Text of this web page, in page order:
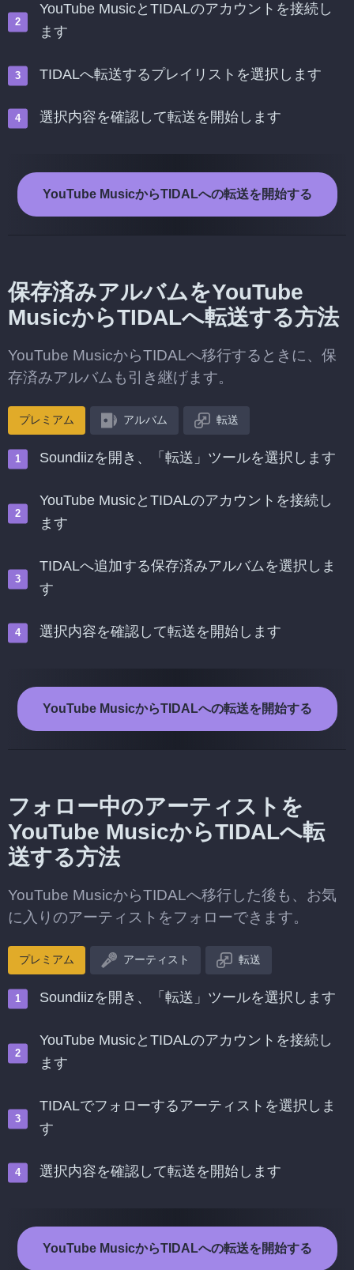
YouTube MusicとTIDALのアカウントを接続し
ます
TIDALへ転送するプレイリストを選択します
選択内容を確認して転送を開始します
YouTube MusicからTIDALへの転送を開始する
保存済みアルバムをYouTube
MusicからTIDALへ転送する方法
YouTube MusicからTIDALへ移行するときに、保
存済みアルバムも引き継げます。
プレミアム アルバム 転送
Soundiizを開き、「転送」ツールを選択します
YouTube MusicとTIDALのアカウントを接続し
ます
TIDALへ追加する保存済みアルバムを選択しま
す
選択内容を確認して転送を開始します
YouTube MusicからTIDALへの転送を開始する
フォロー中のアーティストを
YouTube MusicからTIDALへ転
送する方法
YouTube MusicからTIDALへ移行した後も、お気
に入りのアーティストをフォローできます。
プレミアム アーティスト 転送
Soundiizを開き、「転送」ツールを選択します
YouTube MusicとTIDALのアカウントを接続し
ます
TIDALでフォローするアーティストを選択しま
す
選択内容を確認して転送を開始します
YouTube MusicからTIDALへの転送を開始する